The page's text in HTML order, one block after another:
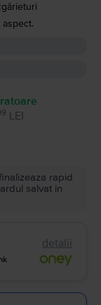
LEI
rapid
salvat in
detalii